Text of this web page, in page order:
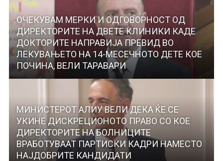
ОЧЕКУВАМ МЕРКИ И ОДГОВОРНОСТ ОД
ДИРЕКТОРИТЕ НА ДВЕТЕ КЛИНИКИ КАДЕ
ДОКТОРИТЕ НАПРАВИЈА ПРЕВИД ВО
ЛЕКУВАЊЕТО НА 14-МЕСЕЧНОТО ДЕТЕ КОЕ
ПОЧИНА, ВЕЛИ ТАРАВАРИ
МИНИСТЕРОТ АЛИУ ВЕЛИ ДЕКА ЌЕ СЕ
УКИНЕ ДИСКРЕЦИОНОТО ПРАВО СО КОЕ
ДИРЕКТОРИТЕ НА БОЛНИЦИТЕ
ВРАБОТУВААТ ПАРТИСКИ КАДРИ НАМЕСТО
НАЈДОБРИТЕ КАНДИДАТИ